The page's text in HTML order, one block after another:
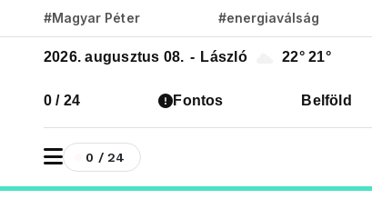
#Magyar Péter #energiaválság
2026. augusztus 08. - László 22° 21°
0 / 24 Fontos Belföld
0 / 24